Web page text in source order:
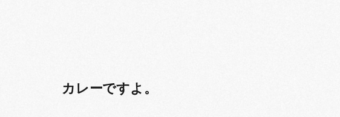
カレーですよ。